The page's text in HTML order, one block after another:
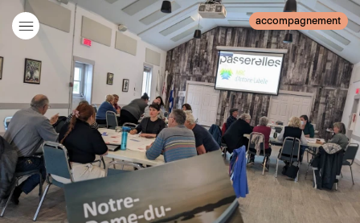
accompagnement